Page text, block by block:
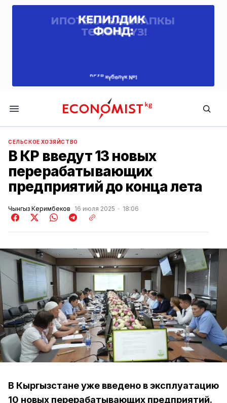
Economist.kg
СЕЛЬСКОЕ ХОЗЯЙСТВО
В КР введут 13 новых
перерабатывающих
предприятий до конца лета
Чынгыз Керимбеков 16 июля 2025 18:06
В Кыргызстане уже введено в эксплуатацию
10 новых перерабатывающих предприятий.